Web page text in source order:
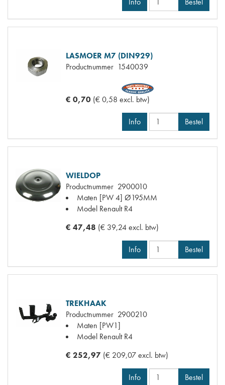
LASMOER M7 (DIN929)
Productnummer 1540039
€ 0,70 (€ 0,58 excl. btw)
Info Bestel
WIELDOP
Productnummer 2900010
Maten [PW 4] Ø195MM
Model Renault R4
€ 47,48 (€ 39,24 excl. btw)
Info Bestel
TREKHAAK
Productnummer 2900210
Maten [PW1]
Model Renault R4
€ 252,97 (€ 209,07 excl. btw)
Info Bestel